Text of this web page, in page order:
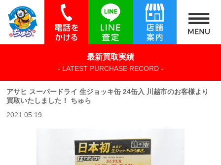
最新買取実績
- LATEST PURCHASE RECORD -
アサヒ スーパードライ 生ジョッキ缶 24缶入 川越市のお客様より
買取いたしました！ ちゅら
2021.05.19